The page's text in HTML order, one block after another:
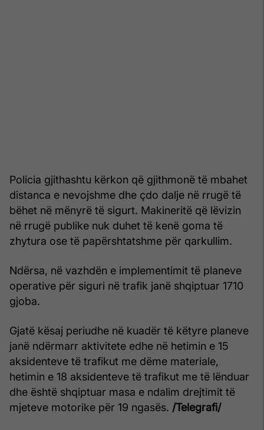
Policia gjithashtu kërkon që gjithmonë të mbahet
distanca e nevojshme dhe çdo dalje në rrugë të
bëhet në mënyrë të sigurt. Makineritë që lëvizin
në rrugë publike nuk duhet të kenë goma të
zhytura ose të papërshtatshme për qarkullim.
Ndërsa, në vazhdën e implementimit të planeve
operative për siguri në trafik janë shqiptuar 1710
gjoba.
Gjatë kësaj periudhe në kuadër të këtyre planeve
janë ndërmarr aktivitete edhe në hetimin e 15
aksidenteve të trafikut me dëme materiale,
hetimin e 18 aksidenteve të trafikut me të lënduar
dhe është shqiptuar masa e ndalim drejtimit të
mjeteve motorike për 19 ngasës. /Telegrafi/